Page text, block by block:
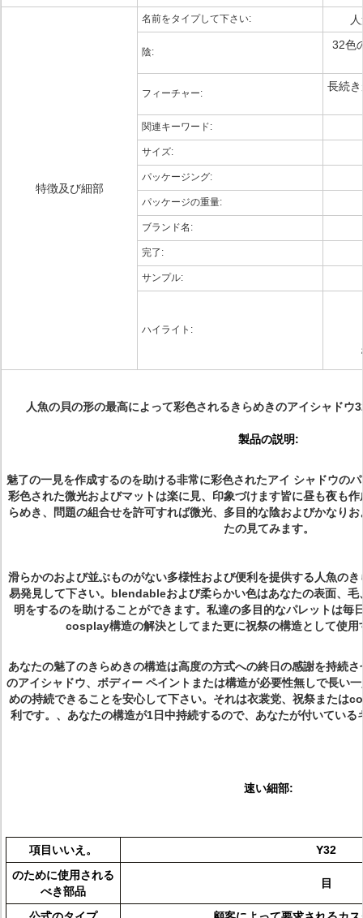
特徴及び細部
名前をタイプして下さい:
陰:
32色
フィーチャー:
長続
関連キーワード:
サイズ:
パッケージング:
パッケージの重量:
ブランド名:
完了:
サンプル:
ハイライト:
人魚の貝の形の最高によって彩色されるきらめきのアイシャドウ
製品の説明:
魅了の一見を作成するのを助ける非常に彩色されたアイ シャドウの
彩色された微光およびマットは楽に見、印象づけます皆に昼も夜も
らめき、問題の組合せを許可すれば微光、多目的な陰およびかなり
たの見てみます。
滑らかのおよび並ぶものがない多様性および便利を提供する人魚の
易発見して下さい。blendableおよび柔らかい色はあなたの表面、毛
明をするのを助けることができます。私達の多目的なパレットは毎
cosplay構造の解決としてまた更に祝祭の構造として使用
あなたの魅了のきらめきの構造は高度の方式への終日の感謝を持続
のアイシャドウ、ボディー ペイントまたは構造が必要性無しで長い
めの持続できることを安心して下さい。それは衣裳党、祝祭または
利です。、あなたの構造が1日中持続するので、あなたが付いてい
速い細部:
項目いいえ。
Y32
のために使用される
べき部品
目